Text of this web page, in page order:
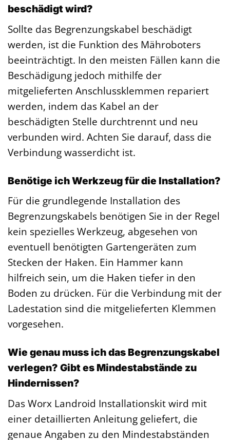
beschädigt wird?
Sollte das Begrenzungskabel beschädigt
werden, ist die Funktion des Mähroboters
beeinträchtigt. In den meisten Fällen kann die
Beschädigung jedoch mithilfe der
mitgelieferten Anschlussklemmen repariert
werden, indem das Kabel an der
beschädigten Stelle durchtrennt und neu
verbunden wird. Achten Sie darauf, dass die
Verbindung wasserdicht ist.
Benötige ich Werkzeug für die Installation?
Für die grundlegende Installation des
Begrenzungskabels benötigen Sie in der Regel
kein spezielles Werkzeug, abgesehen von
eventuell benötigten Gartengeräten zum
Stecken der Haken. Ein Hammer kann
hilfreich sein, um die Haken tiefer in den
Boden zu drücken. Für die Verbindung mit der
Ladestation sind die mitgelieferten Klemmen
vorgesehen.
Wie genau muss ich das Begrenzungskabel
verlegen? Gibt es Mindestabstände zu
Hindernissen?
Das Worx Landroid Installationskit wird mit
einer detaillierten Anleitung geliefert, die
genaue Angaben zu den Mindestabständen